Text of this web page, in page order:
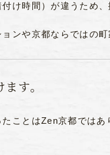
け時間）が違うため
ンや京都ならではの
す。
ことはZen京都ではあ